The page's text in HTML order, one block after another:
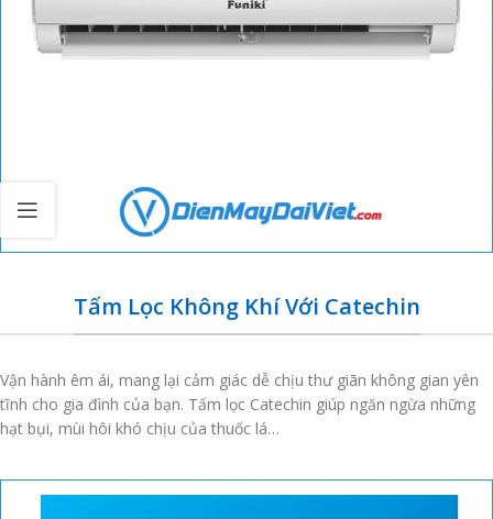
Tấm Lọc Không Khí Với Catechin
Vận hành êm ái, mang lại cảm giác dễ chịu thư giãn không gian yên
tĩnh cho gia đình của bạn. Tấm lọc Catechin giúp ngăn ngừa những
hạt bụi, mùi hôi khó chịu của thuốc lá…